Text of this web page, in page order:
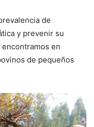
de
y prevenir su
en
de pequeños